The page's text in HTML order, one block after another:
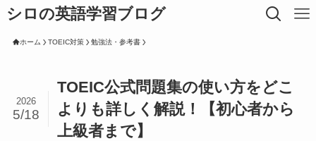
シロの英語学習ブログ
ホーム TOEIC対策 勉強法・参考書
TOEIC公式問題集の使い方をどこ
よりも詳しく解説！【初心者から
上級者まで】
2026
5/18